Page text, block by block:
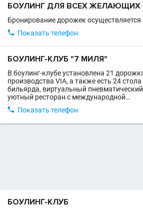
БОУЛИНГ ДЛЯ ВСЕХ ЖЕЛАЮЩИХ
Бронирование дорожек осуществляется
 Показать телефон
БОУЛИНГ-КЛУБ "7 МИЛЯ"
В боулинг-клубе установлена 21
производства VIA, а также есть 24
бильярда, виртуальный
уютный ресторан с международной…
 Показать телефон
БОУЛИНГ-КЛУБ